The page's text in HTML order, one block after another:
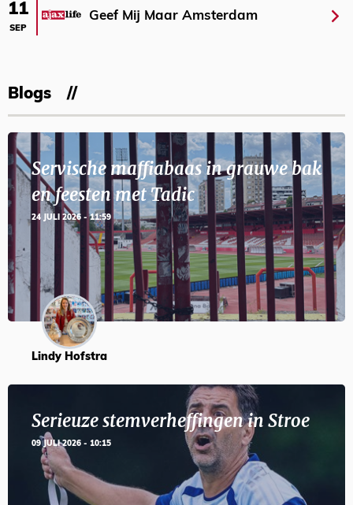
11
SEP
Geef Mij Maar Amsterdam
Blogs
Servische maffiabaas in grauwe bak
en feesten met Tadic
24 JULI 2026 - 11:59
Lindy Hofstra
Serieuze stemverheffingen in Stroe
09 JULI 2026 - 10:15